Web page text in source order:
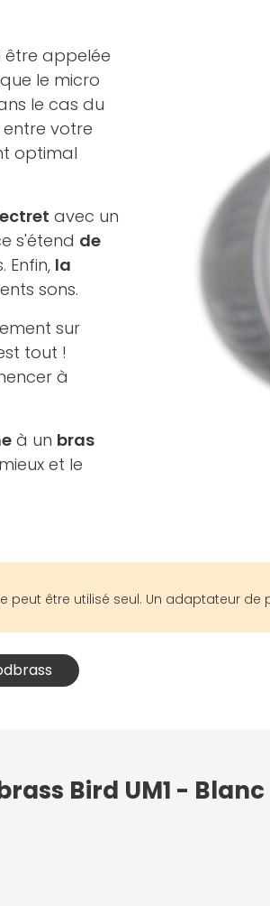
être appelée
le micro
le cas du
votre
optimal
avec un
s'étend de
Enfin, la
sons.
sur
tout !
à
à un bras
et le
être utilisé seul. Un adaptateur de
Bird UM1 - Blanc